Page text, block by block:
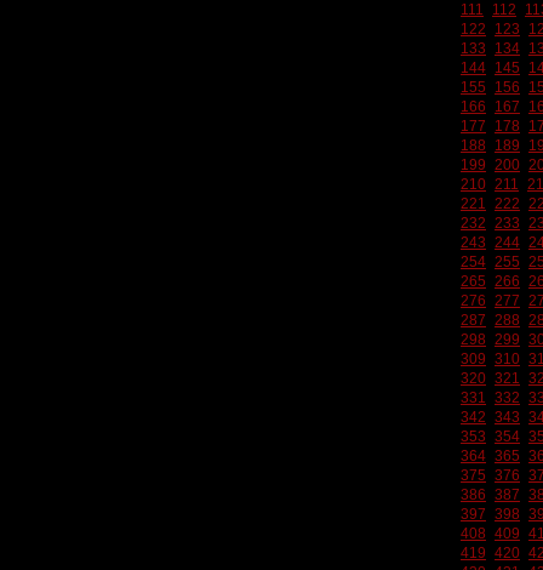
111
112
122
123
133
134
144 145
155
156
166
167
177
178
188
189
199 200
210 211
221 222
232 233
243 244
254 255
265 266
276 277
287 288
298 299
309 310
320 321
331 332
342 343
353 354
364 365
375 376
386 387
397 398
408 409
419 420